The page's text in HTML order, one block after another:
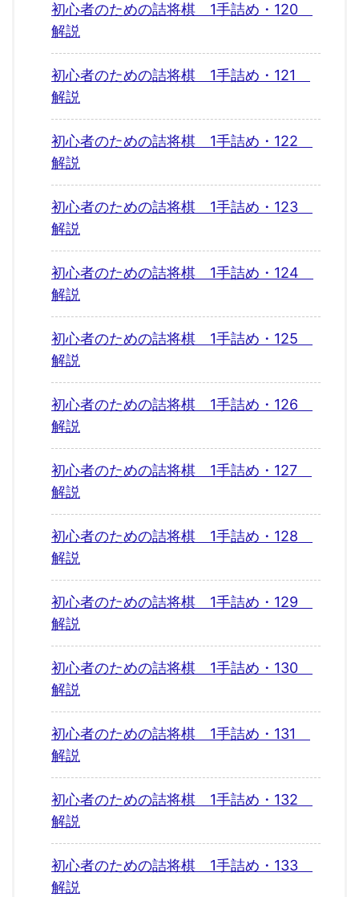
初心者のための詰将棋 1手詰め・120
解説
初心者のための詰将棋 1手詰め・121
解説
初心者のための詰将棋 1手詰め・122
解説
初心者のための詰将棋 1手詰め・123
解説
初心者のための詰将棋 1手詰め・124
解説
初心者のための詰将棋 1手詰め・125
解説
初心者のための詰将棋 1手詰め・126
解説
初心者のための詰将棋 1手詰め・127
解説
初心者のための詰将棋 1手詰め・128
解説
初心者のための詰将棋 1手詰め・129
解説
初心者のための詰将棋 1手詰め・130
解説
初心者のための詰将棋 1手詰め・131
解説
初心者のための詰将棋 1手詰め・132
解説
初心者のための詰将棋 1手詰め・133
解説